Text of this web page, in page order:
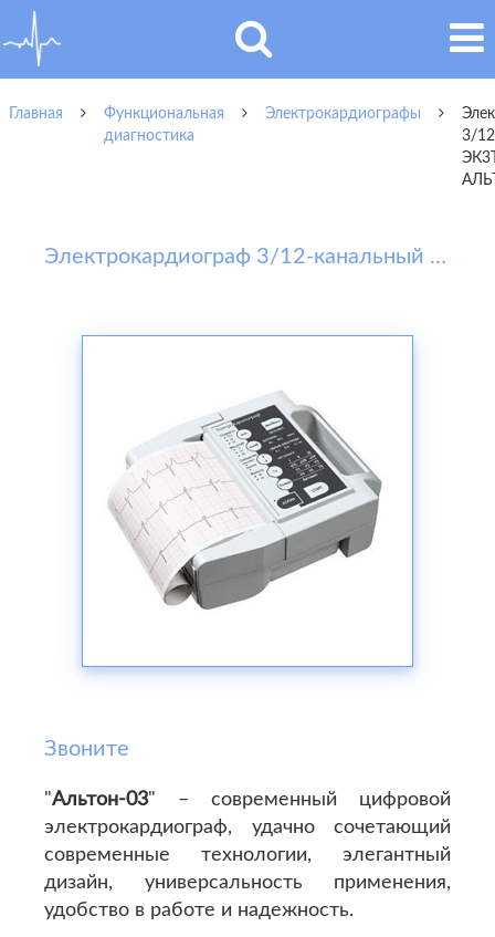
Главная
Функциональная
диагностика
Электрокардиографы
3/
Электрокардиограф 3/12-канальный ЭК3Т-12-03 АЛЬТОН
Звоните
"Альтон-03" – современный цифровой
электрокардиограф, удачно сочетающий
современные технологии, элегантный
дизайн, универсальность применения,
удобство в работе и надежность.